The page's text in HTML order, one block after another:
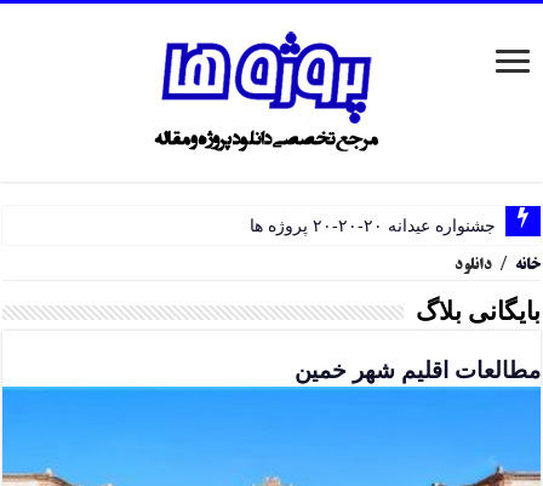
جشنواره عیدانه ۲۰-۲۰-۲۰ پروژه ها
خانه / دانلود
بایگانی بلاگ
مطالعات اقلیم شهر خمین